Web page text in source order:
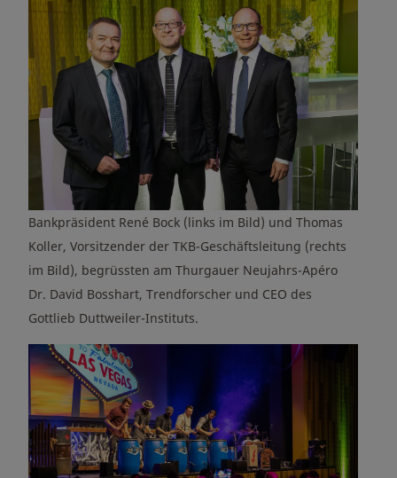
Bankpräsident René Bock (links im Bild) und Thomas
Koller, Vorsitzender der TKB-Geschäftsleitung (rechts
im Bild), begrüssten am Thurgauer Neujahrs-Apéro
Dr. David Bosshart, Trendforscher und CEO des
Gottlieb Duttweiler-Instituts.